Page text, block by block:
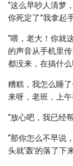
“这么早吵人清梦
你死定了”我拿起
“喂，老大！你就
的声音从手机里
都没来，在搞什么
糟糕，我怎么睡
来呀，老班，上午
“放心吧，我已经
“那你怎么不早说
头就‘轰’的落了下